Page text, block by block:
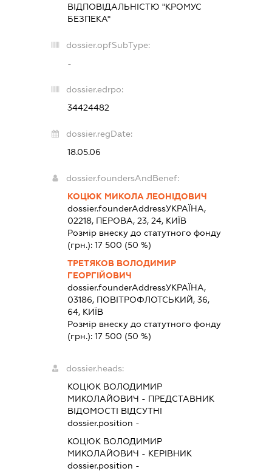
ВІДПОВІДАЛЬНІСТЮ "КРОМУС
БЕЗПЕКА"
dossier.opfSubType:
-
dossier.edrpo:
34424482
dossier.regDate:
18.05.06
dossier.foundersAndBenef:
КОЦЮК МИКОЛА ЛЕОНІДОВИЧ
dossier.founderAddressУКРАЇНА,
02218, ПЕРОВА, 23, 24, КИЇВ
Розмір внеску до статутного фонду
(грн.): 17 500 (50 %)
ТРЕТЯКОВ ВОЛОДИМИР
ГЕОРГІЙОВИЧ
dossier.founderAddressУКРАЇНА,
03186, ПОВІТРОФЛОТСЬКИЙ, 36,
64, КИЇВ
Розмір внеску до статутного фонду
(грн.): 17 500 (50 %)
dossier.heads:
КОЦЮК ВОЛОДИМИР
МИКОЛАЙОВИЧ - ПРЕДСТАВНИК
ВІДОМОСТІ ВІДСУТНІ
dossier.position -
КОЦЮК ВОЛОДИМИР
МИКОЛАЙОВИЧ - КЕРІВНИК
dossier.position -